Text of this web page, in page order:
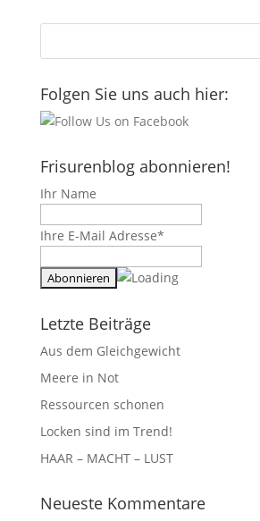
Folgen Sie uns auch hier:
Frisurenblog abonnieren!
Ihr Name
Ihre E-Mail Adresse*
Letzte Beiträge
Aus dem Gleichgewicht
Meere in Not
Ressourcen schonen
Locken sind im Trend!
HAAR – MACHT – LUST
Neueste Kommentare